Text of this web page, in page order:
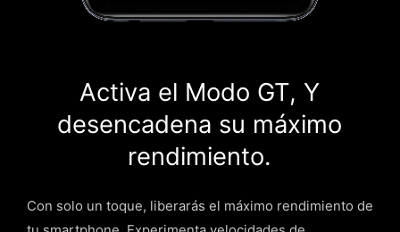
Activa el Modo GT, Y
desencadena su máximo
rendimiento.
Con solo un toque, liberarás el máximo rendimiento de